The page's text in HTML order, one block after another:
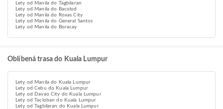
Lety od Manila do Tagbilaran
Lety od Manila do Bacolod
Lety od Manila do Roxas City
Lety od Manila do General Santos
Lety od Manila do Boracay
Oblíbená trasa do Kuala Lumpur
Lety od Manila do Kuala Lumpur
Lety od Cebu do Kuala Lumpur
Lety od Davao City do Kuala Lumpur
Lety od Tacloban do Kuala Lumpur
Lety od Tagbilaran do Kuala Lumpur